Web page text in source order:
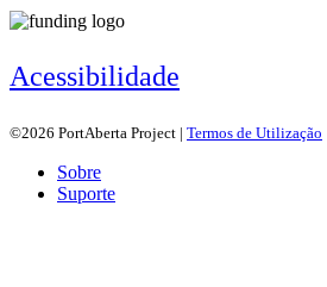
Acessibilidade
©2026 PortAberta Project | Termos de Utilização
Sobre
Suporte